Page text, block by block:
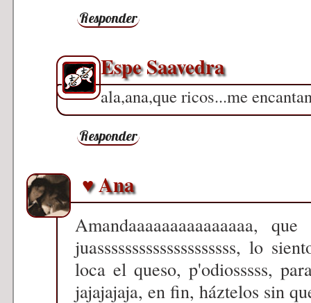
Responder
Espe Saavedra
ala,ana,que ricos...me
Responder
♥ Ana
Amandaaaaaaaaaaaaaaa,
juassssssssssssssssssss, lo
loca el queso, p'odiosssss,
jajajajaja, en fin, háztelos sin